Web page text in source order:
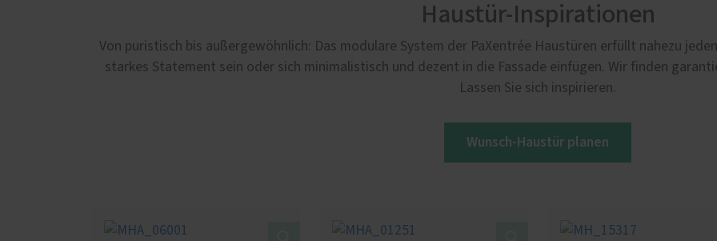
Haustür-Inspirationen
Von puristisch bis außergewöhnlich: Das modulare System der PaXentrée Haustüren erfüllt nahezu
starkes Statement sein oder sich minimalistisch und dezent in die Fassade einfügen. Wir finden
Lassen Sie sich inspirieren.
Wunsch-Haustür planen